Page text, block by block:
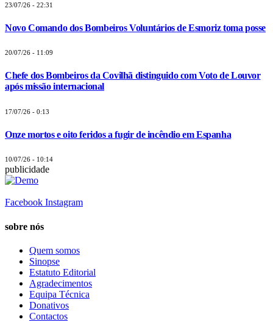
23/07/26 - 22:31
Novo Comando dos Bombeiros Voluntários de Esmoriz toma posse
20/07/26 - 11:09
Chefe dos Bombeiros da Covilhã distinguido com Voto de Louvor
após missão internacional
17/07/26 - 0:13
Onze mortos e oito feridos a fugir de incêndio em Espanha
10/07/26 - 10:14
publicidade
Facebook Instagram
sobre nós
Quem somos
Sinopse
Estatuto Editorial
Agradecimentos
Equipa Técnica
Donativos
Contactos